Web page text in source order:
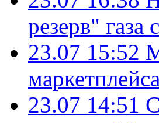
резерв" газа
23.07 15:52
23.07 14:51